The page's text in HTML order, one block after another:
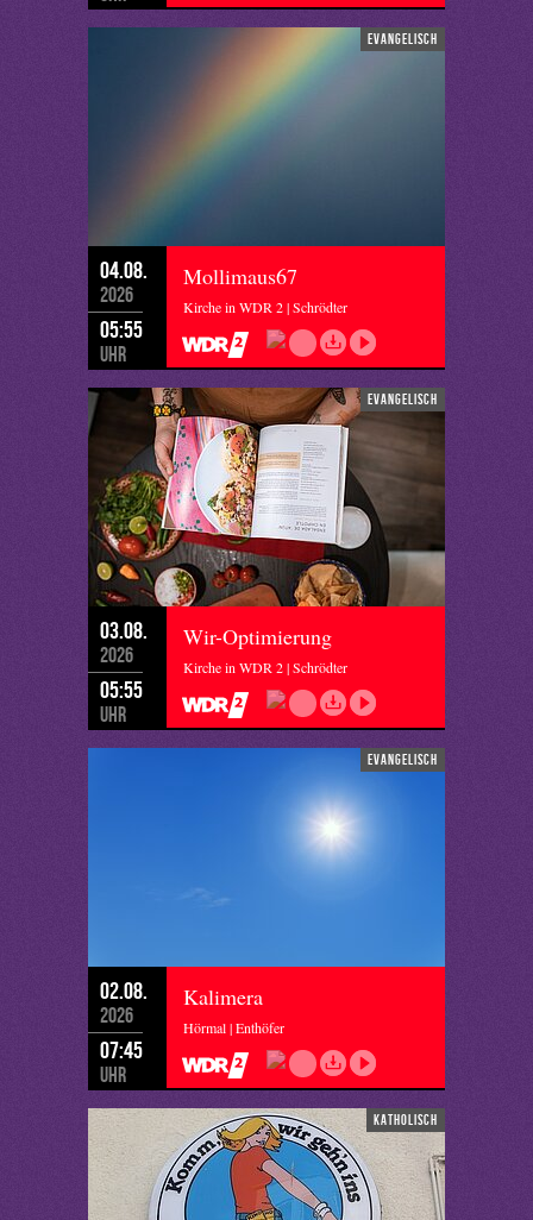
evangelisch
04.08.
2026
05:55
Uhr
Mollimaus67
Kirche in WDR 2 | Schrödter
evangelisch
03.08.
2026
05:55
Uhr
Wir-Optimierung
Kirche in WDR 2 | Schrödter
evangelisch
02.08.
2026
07:45
Uhr
Kalimera
Hörmal | Enthöfer
katholisch